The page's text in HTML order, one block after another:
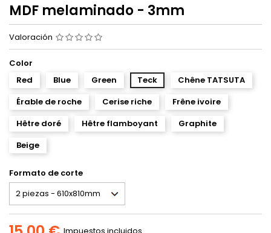
MDF melaminado - 3mm
Valoración
Color
Red
Blue Green Teck
Chêne TATSUTA
Érable de roche
Cerise riche
Frêne ivoire
Hêtre doré
Hêtre flamboyant
Graphite
Beige
Formato de corte